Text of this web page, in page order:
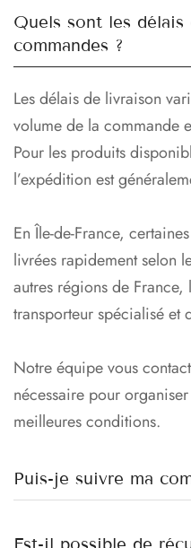
Quels sont les
commandes ?
Les délais de livraison
volume de la commande
Pour les produits
l’expédition est
En Île-de-France,
livrées rapidement selon
autres régions de
transporteur spécialisé et
Notre équipe vous
nécessaire pour
meilleures conditions.
Puis-je suivre ma